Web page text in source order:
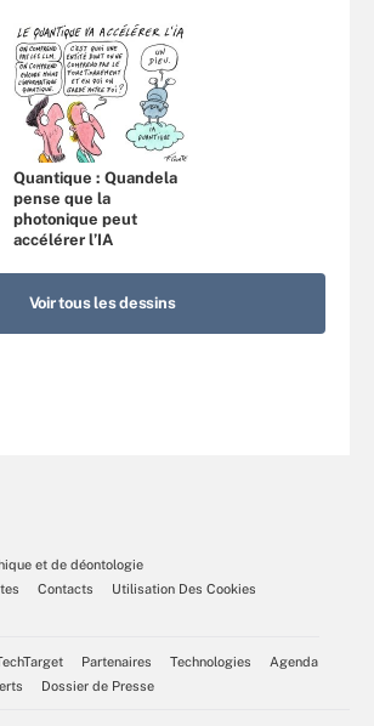
Quantique : Quandela
pense que la
photonique peut
accélérer l’IA
Voir tous les dessins
et de déontologie
Contacts
Utilisation Des Cookies
Partenaires Technologies
Agenda
Dossier de Presse